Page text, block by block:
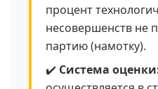
процент
несовершенств не
партию (намотку).
✔️ Система